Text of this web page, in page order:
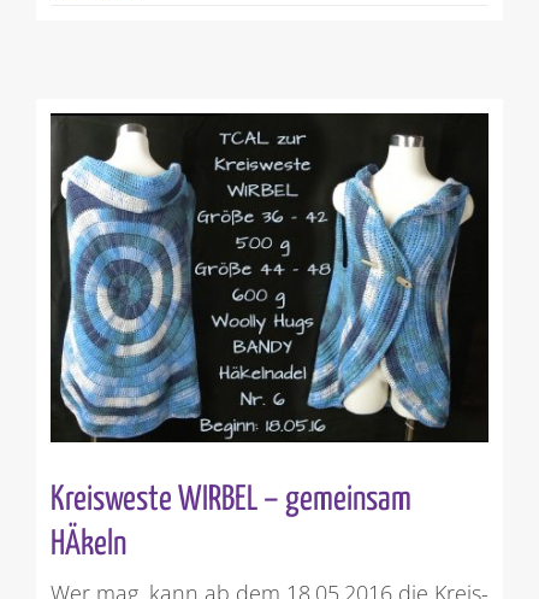
Kreisweste WIRBEL – gemeinsam
HÄkeln
Wer mag, kann ab dem 18.05.2016 die Kreis-